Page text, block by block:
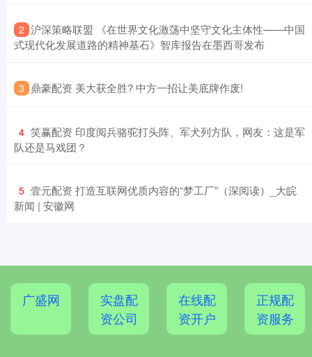
2 ​沪深策略联盟 《在世界文化激荡中坚守文化主体性——中国
式现代化发展道路的精神基石》智库报告在墨西哥发布
3 ​鼎豪配资 美大获全胜? 中方一招让美底牌作废!
4 ​笑赢配资 印度阅兵骆驼打头阵、军犬列方队，网友：这是军
队还是马戏团？
5 ​壹元配资 打造互联网优质内容的“梦工厂”（深阅读）_大皖
新闻 | 安徽网
广盛网
实盘配
资公司
在线配
资开户
正规配
资服务